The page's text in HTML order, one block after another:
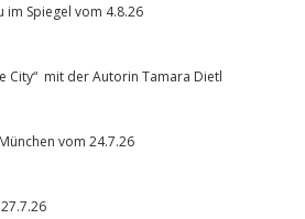
im Spiegel vom 4.8.26
City“ mit der Autorin Tamara Dietl
vom 24.7.26